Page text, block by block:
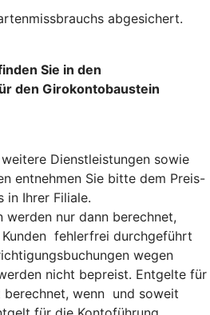
abgesichert.
Sie in den
den Girokontobaustein
Dienstleistungen sowie
entnehmen Sie bitte dem Preis-
in Ihrer Filiale.
werden nur dann berechnet,
fehlerfrei durchgeführt
wegen
nicht bepreist. Entgelte für
berechnet, wenn und soweit